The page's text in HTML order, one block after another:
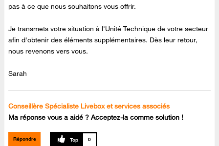
pas à ce que nous souhaitons vous offrir.
Je transmets votre situation à l'Unité Technique de votre secteur
afin d'obtenir des éléments supplémentaires. Dès leur retour,
nous revenons vers vous.
Sarah
Conseillère Spécialiste Livebox et services associés
Ma réponse vous a aidé ? Acceptez-la comme solution !
Répondre 0